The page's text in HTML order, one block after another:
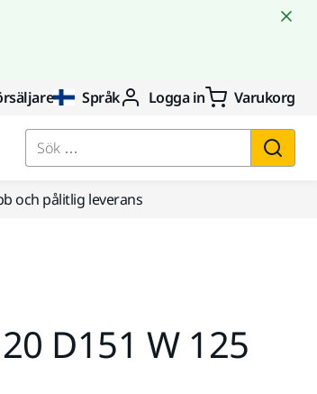
Språk Logga in Varukorg
Sök …
och pålitlig leverans
D151 W 125